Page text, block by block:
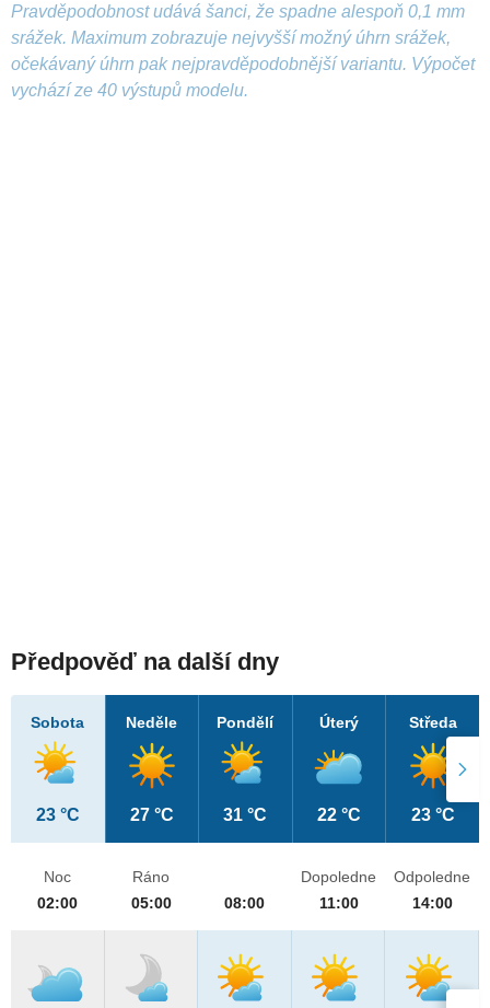
Pravděpodobnost udává šanci, že spadne alespoň 0,1 mm
srážek. Maximum zobrazuje nejvyšší možný úhrn srážek,
očekávaný úhrn pak nejpravděpodobnější variantu. Výpočet
vychází ze 40 výstupů modelu.
Předpověď na další dny
Sobota
23 °C
Neděle
27 °C
Pondělí
31 °C
Úterý
22 °C
Středa
23 °C
Noc
02:00
Ráno
05:00
08:00
Dopoledne
11:00
Odpoledne
14:00